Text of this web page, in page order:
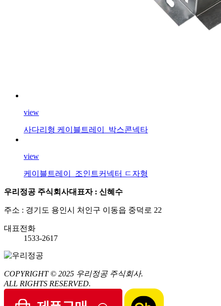
view
사다리형 케이블트레이_박스콘넥타
view
케이블트레이_조인트커넥터 ㄷ자형
우리정공 주식회사대표자 : 신혜수
주소 : 경기도 용인시 처인구 이동읍 중덕로 22
대표전화
1533-2617
COPYRIGHT © 2025 우리정공 주식회사.
ALL RIGHTS RESERVED.